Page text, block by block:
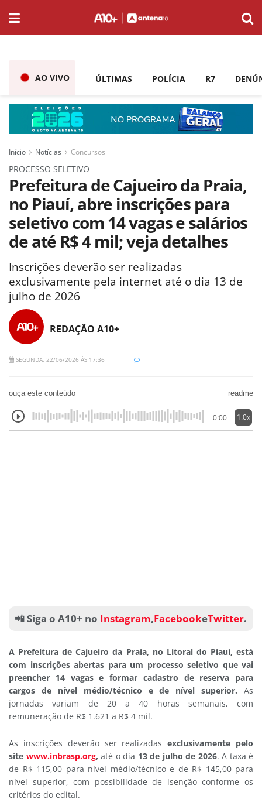
AO VIVO ÚLTIMAS POLÍCIA R7
Início Notícias Concursos
PROCESSO SELETIVO
Prefeitura de Cajueiro da Praia,
no Piauí, abre inscrições para
seletivo com 14 vagas e salários
de até R$ 4 mil; veja detalhes
Inscrições deverão ser realizadas
exclusivamente pela internet até o dia 13 de
julho de 2026
REDAÇÃO A10+
SEGUNDA, 22/06/2026 ÀS 17:36
ouça este conteúdo readme
0:00 1.0x
📲 Siga o A10+ no Instagram,FacebookeTwitter.
A Prefeitura de Cajueiro da Praia, no Litoral do Piauí, está
com inscrições abertas para um processo seletivo que vai
preencher 14 vagas e formar cadastro de reserva para
cargos de nível médio/técnico e de nível superior. As
jornadas variam de 20 a 40 horas semanais, com
remuneração de R$ 1.621 a R$ 4 mil.
As inscrições deverão ser realizadas exclusivamente pelo
site www.inbrasp.org, até o dia 13 de julho de 2026. A taxa é
de R$ 115,00 para nível médio/técnico e de R$ 145,00 para
nível superior, com possibilidade de isenção conforme os
critérios do edital.